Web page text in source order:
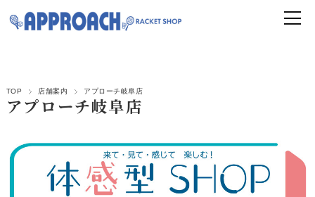
TOP 店舗案内 アプローチ岐阜店
アプローチ岐阜店